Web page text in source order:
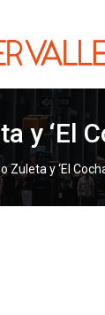
y ‘El
Zuleta y ‘El